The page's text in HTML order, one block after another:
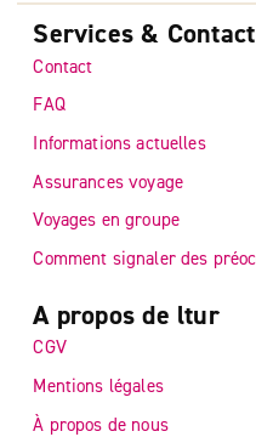
Services & Contact
Contact
FAQ
Informations actuelles
Assurances voyage
Voyages en groupe
Comment signaler des
A propos de ltur
CGV
Mentions légales
À propos de nous